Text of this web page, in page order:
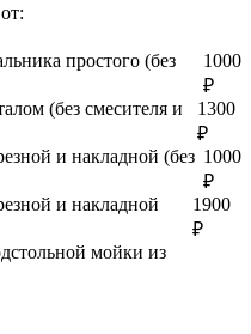
простого (без
1000
₽
(без смесителя и
1300
₽
и накладной (без 1000
₽
и накладной
1900
₽
мойки из